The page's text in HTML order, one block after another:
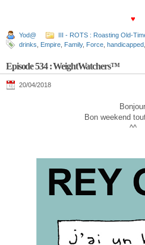
♥
Yod@ III - ROTS : Roasting Old-
drinks
Empire Family, Force handicapped
Episode 534 : WeightWatchers™
20/04/2018
Bon weekend
^^